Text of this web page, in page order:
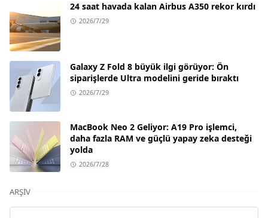
24 saat havada kalan Airbus A350 rekor kırdı
2026/7/29
Galaxy Z Fold 8 büyük ilgi görüyor: Ön
siparişlerde Ultra modelini geride bıraktı
2026/7/29
MacBook Neo 2 Geliyor: A19 Pro işlemci,
daha fazla RAM ve güçlü yapay zeka desteği
yolda
2026/7/28
ARŞIV